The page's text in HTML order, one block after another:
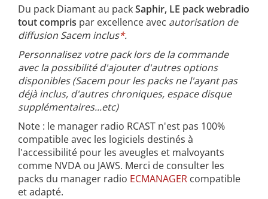
Du pack Diamant au packSaphir, LE pack webradio
tout compris par excellence avec autorisation de
diffusion Sacem inclus*.
Personnalisez votre pack lors de la commande
avec la possibilité d'ajouter d'autres options
disponibles (Sacem pour les packs ne l'ayant pas
déjà inclus, d'autres chroniques, espace disque
supplémentaires...etc)
Note : le manager radio RCAST n'est pas 100%
compatible avec les logiciels destinés à
l'accessibilité pour les aveugles et malvoyants
comme NVDA ou JAWS. Merci de consulter les
packs du manager radio ECMANAGER compatible
et adapté.